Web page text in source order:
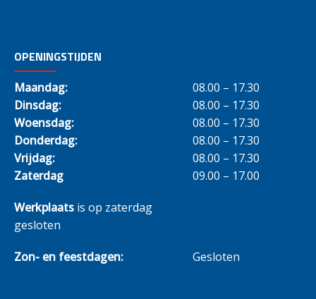
OPENINGSTIJDEN
Maandag:
08.00 – 17.30
Dinsdag:
08.00 – 17.30
Woensdag:
08.00 – 17.30
Donderdag:
08.00 – 17.30
Vrijdag:
08.00 – 17.30
Zaterdag
09.00 – 17.00
Werkplaats is op zaterdag
gesloten
Zon- en feestdagen: Gesloten